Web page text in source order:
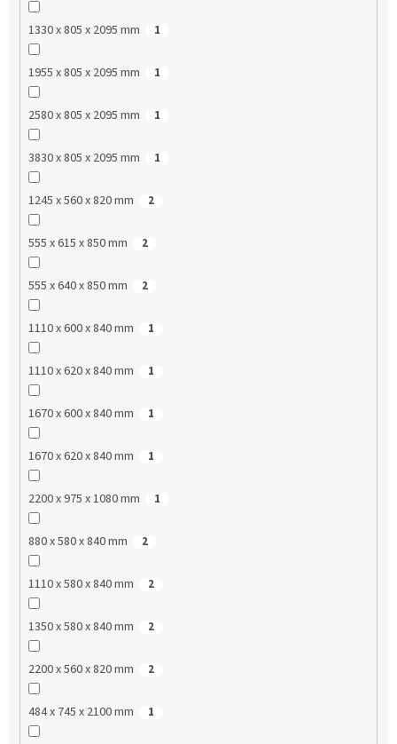
1330 x 805 x 2095 mm 1
1955 x 805 x 2095 mm 1
2580 x 805 x 2095 mm 1
3830 x 805 x 2095 mm 1
1245 x 560 x 820 mm 2
555 x 615 x 850 mm 2
555 x 640 x 850 mm 2
1110 x 600 x 840 mm 1
1110 x 620 x 840 mm 1
1670 x 600 x 840 mm 1
1670 x 620 x 840 mm 1
2200 x 975 x 1080 mm 1
880 x 580 x 840 mm 2
1110 x 580 x 840 mm 2
1350 x 580 x 840 mm 2
2200 x 560 x 820 mm 2
484 x 745 x 2100 mm 1